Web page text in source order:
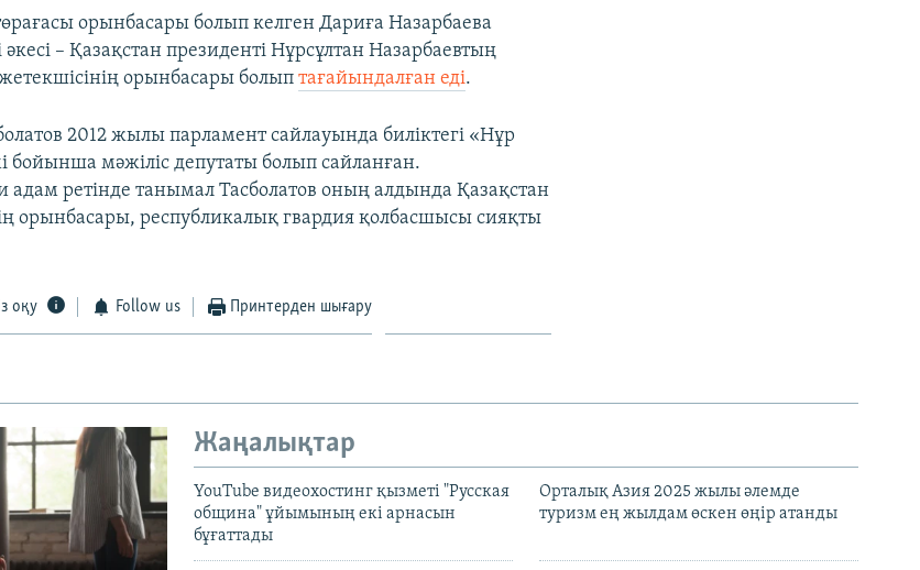
орынбасары болып келген Дариға Назарбаева
әкесі – Қазақстан президенті Нұрсұлтан Назарбаевтың
орынбасары болыптағайындалған еді.
2012 жылы парламент сайлауында биліктегі «Нұр
бойынша мәжіліс депутаты болып сайланған.
ретінде танымал Тасболатов оның алдында Қазақстан
орынбасары, республикалық гвардия қолбасшысы сияқты
оқу Follow us Принтерден шығару
Жаңалықтар
YouTube видеохостинг қызметі "Русская
община" ұйымының екі арнасын
бұғаттады
Орталық Азия 2025 жылы әлемде
туризм ең жылдам өскен өңір атанды